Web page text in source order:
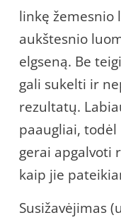
linkę žemesnio
aukštesnio
elgseną. Be
gali sukelti ir
rezultatų.
paaugliai,
gerai apgalvoti
kaip jie
Susižavėjimas